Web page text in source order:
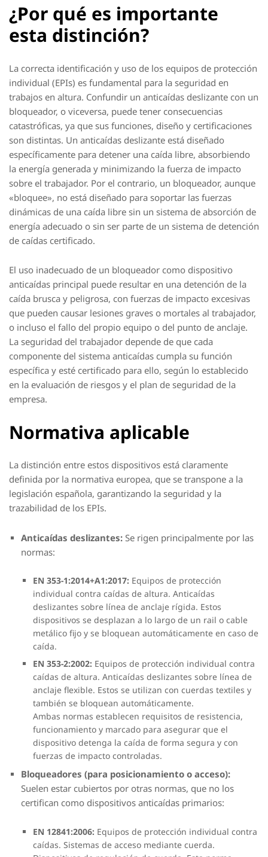
¿Por qué es importante
esta distinción?
La correcta identificación y uso de los equipos de protección
individual (EPIs) es fundamental para la seguridad en
trabajos en altura. Confundir un anticaídas deslizante con un
bloqueador, o viceversa, puede tener consecuencias
catastróficas, ya que sus funciones, diseño y certificaciones
son distintas. Un anticaídas deslizante está diseñado
específicamente para detener una caída libre, absorbiendo
la energía generada y minimizando la fuerza de impacto
sobre el trabajador. Por el contrario, un bloqueador, aunque
«bloquee», no está diseñado para soportar las fuerzas
dinámicas de una caída libre sin un sistema de absorción de
energía adecuado o sin ser parte de un sistema de detención
de caídas certificado.
El uso inadecuado de un bloqueador como dispositivo
anticaídas principal puede resultar en una detención de la
caída brusca y peligrosa, con fuerzas de impacto excesivas
que pueden causar lesiones graves o mortales al trabajador,
o incluso el fallo del propio equipo o del punto de anclaje.
La seguridad del trabajador depende de que cada
componente del sistema anticaídas cumpla su función
específica y esté certificado para ello, según lo establecido
en la evaluación de riesgos y el plan de seguridad de la
empresa.
Normativa aplicable
La distinción entre estos dispositivos está claramente
definida por la normativa europea, que se transpone a la
legislación española, garantizando la seguridad y la
trazabilidad de los EPIs.
Anticaídas deslizantes: Se rigen principalmente por las
normas:
EN 353-1:2014+A1:2017: Equipos de protección
individual contra caídas de altura. Anticaídas
deslizantes sobre línea de anclaje rígida. Estos
dispositivos se desplazan a lo largo de un rail o cable
metálico fijo y se bloquean automáticamente en caso de
caída.
EN 353-2:2002: Equipos de protección individual contra
caídas de altura. Anticaídas deslizantes sobre línea de
anclaje flexible. Estos se utilizan con cuerdas textiles y
también se bloquean automáticamente.
Ambas normas establecen requisitos de resistencia,
funcionamiento y marcado para asegurar que el
dispositivo detenga la caída de forma segura y con
fuerzas de impacto controladas.
Bloqueadores (para posicionamiento o acceso):
Suelen estar cubiertos por otras normas, que no los
certifican como dispositivos anticaídas primarios:
EN 12841:2006: Equipos de protección individual contra
caídas. Sistemas de acceso mediante cuerda.